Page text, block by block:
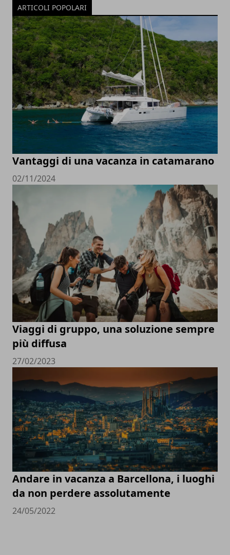
ARTICOLI POPOLARI
Vantaggi di una vacanza in catamarano
02/11/2024
Viaggi di gruppo, una soluzione sempre
più diffusa
27/02/2023
Andare in vacanza a Barcellona, i luoghi
da non perdere assolutamente
24/05/2022